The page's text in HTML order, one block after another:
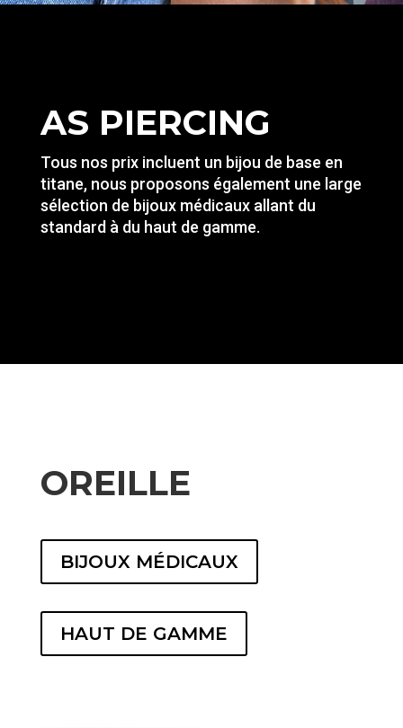
AS PIERCING
Tous nos prix incluent un bijou de base en
titane, nous proposons également une large
sélection de bijoux médicaux allant du
standard à du haut de gamme.
OREILLE
BIJOUX MÉDICAUX
HAUT DE GAMME